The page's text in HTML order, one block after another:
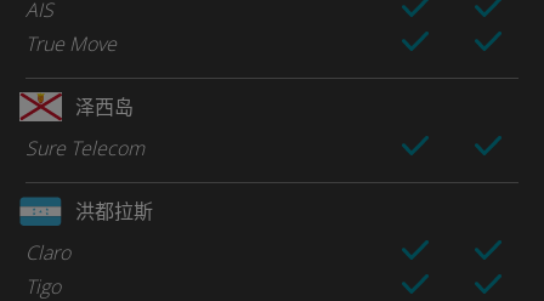
AIS
True Move
泽西岛
Sure Telecom
洪都拉斯
Claro
Tigo